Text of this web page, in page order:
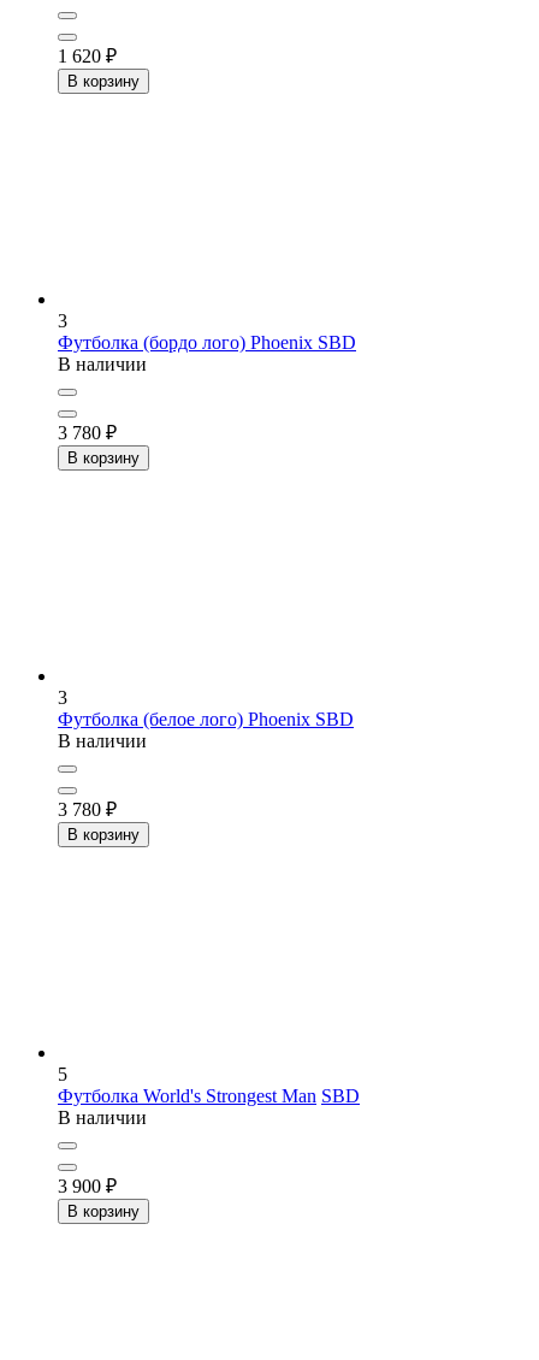
1 620 ₽
В корзину
3
Футболка (бордо лого) Phoenix SBD
В наличии
3 780 ₽
В корзину
3
Футболка (белое лого) Phoenix SBD
В наличии
3 780 ₽
В корзину
5
Футболка World's Strongest Man SBD
В наличии
3 900 ₽
В корзину